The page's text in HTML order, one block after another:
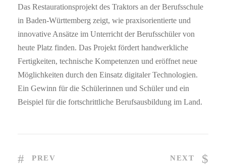
Das Restaurationsprojekt des Traktors an der Berufsschule
in Baden-Württemberg zeigt, wie praxisorientierte und
innovative Ansätze im Unterricht der Berufsschüler von
heute Platz finden. Das Projekt fördert handwerkliche
Fertigkeiten, technische Kompetenzen und eröffnet neue
Möglichkeiten durch den Einsatz digitaler Technologien.
Ein Gewinn für die Schülerinnen und Schüler und ein
Beispiel für die fortschrittliche Berufsausbildung im Land.
PREV NEXT